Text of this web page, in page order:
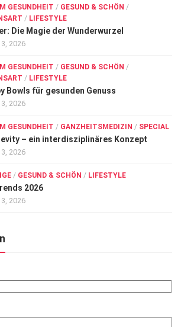
GESUNDHEIT / GESUND & SCHÖN /
/ LIFESTYLE
Die Magie der Wunderwurzel
2026
GESUNDHEIT / GESUND & SCHÖN /
/ LIFESTYLE
Bowls für gesunden Genuss
2026
GESUNDHEIT / GANZHEITSMEDIZIN / SPECIAL
– ein interdisziplinäres Konzept
2026
/ GESUND & SCHÖN / LIFESTYLE
2026
2026